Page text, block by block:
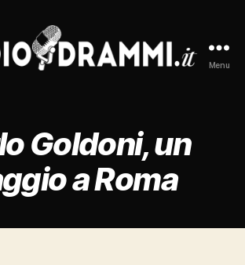
Menu
Goldoni, un
a Roma